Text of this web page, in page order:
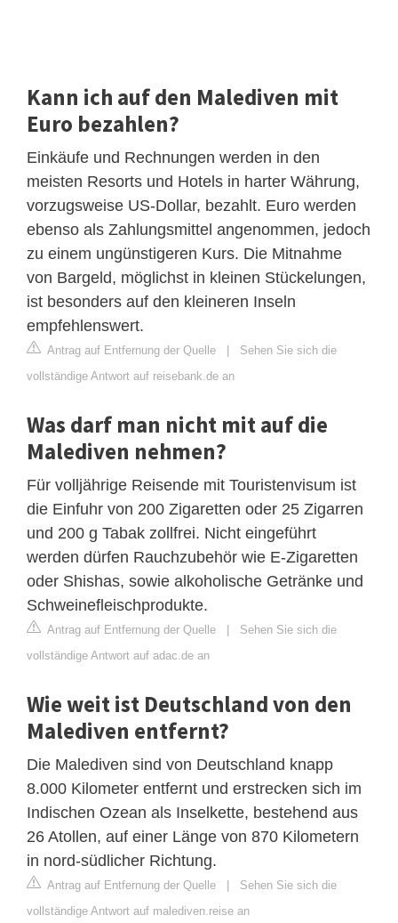
Kann ich auf den Malediven mit
Euro bezahlen?
Einkäufe und Rechnungen werden in den
meisten Resorts und Hotels in harter Währung,
vorzugsweise US-Dollar, bezahlt. Euro werden
ebenso als Zahlungsmittel angenommen, jedoch
zu einem ungünstigeren Kurs. Die Mitnahme
von Bargeld, möglichst in kleinen Stückelungen,
ist besonders auf den kleineren Inseln
empfehlenswert.
Antrag auf Entfernung der Quelle | Sehen Sie sich die
vollständige Antwort auf reisebank.de an
Was darf man nicht mit auf die
Malediven nehmen?
Für volljährige Reisende mit Touristenvisum ist
die Einfuhr von 200 Zigaretten oder 25 Zigarren
und 200 g Tabak zollfrei. Nicht eingeführt
werden dürfen Rauchzubehör wie E-Zigaretten
oder Shishas, sowie alkoholische Getränke und
Schweinefleischprodukte.
Antrag auf Entfernung der Quelle | Sehen Sie sich die
vollständige Antwort auf adac.de an
Wie weit ist Deutschland von den
Malediven entfernt?
Die Malediven sind von Deutschland knapp
8.000 Kilometer entfernt und erstrecken sich im
Indischen Ozean als Inselkette, bestehend aus
26 Atollen, auf einer Länge von 870 Kilometern
in nord-südlicher Richtung.
Antrag auf Entfernung der Quelle | Sehen Sie sich die
vollständige Antwort auf malediven.reise an